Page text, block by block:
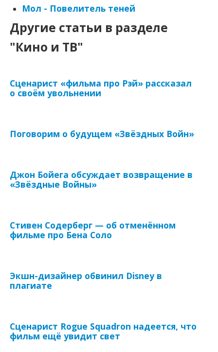
Мол - Повелитель теней
Другие статьи в разделе
"Кино и ТВ"
Сценарист «фильма про Рэй» рассказал
о своём увольнении
Поговорим о будущем «Звёздных Войн»
Джон Бойега обсуждает возвращение в
«Звёздные Войны»
Стивен Содерберг — об отменённом
фильме про Бена Соло
Экшн-дизайнер обвинил Disney в
плагиате
Сценарист Rogue Squadron надеется, что
фильм ещё увидит свет